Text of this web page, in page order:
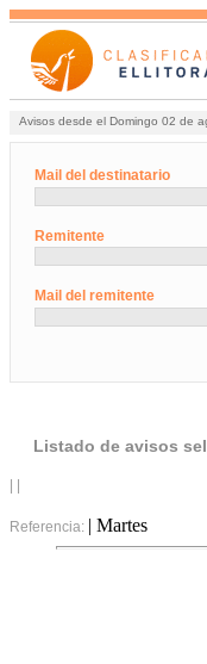
Avisos desde el Domingo 02 de
Mail del destinatario
Remitente
Mail del remitente
Listado de avisos
Referencia: | Martes